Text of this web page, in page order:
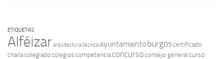
ETIQUETAS
Alféizararquitectura técnicaayuntamientoburgoscertificado
charlacolegiado colegioscompetencia concurso consejo general curso